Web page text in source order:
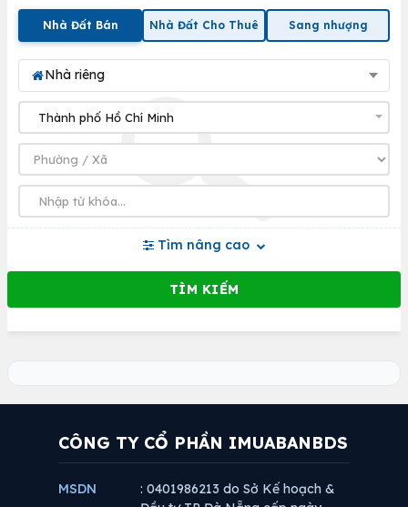
Nhà Đất Bán Nhà Đất Cho Thuê Sang nhượng
Nhà riêng
Tìm nâng cao
CÔNG TY CỔ PHẦN IMUABANBDS
MSDN
: 0401986213 do Sở Kế hoạch &